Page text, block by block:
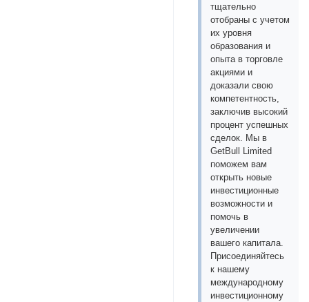
тщательно
отобраны с учетом
их уровня
образования и
опыта в торговле
акциями и
доказали свою
компетентность,
заключив высокий
процент успешных
сделок. Мы в
GetBull Limited
поможем вам
открыть новые
инвестиционные
возможности и
помочь в
увеличении
вашего капитала.
Присоединяйтесь
к нашему
международному
инвестиционному